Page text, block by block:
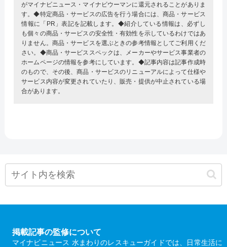
がマイナビニュース・マイナビウーマンに還元されることがありま
す。◆特定商品・サービスの広告を行う場合には、商品・サービス
情報に「PR」表記を記載します。◆紹介している情報は、必ずし
も個々の商品・サービスの安全性・有効性を示しているわけではあ
りません。商品・サービスを選ぶときの参考情報としてご利用くだ
さい。◆商品・サービススペックは、メーカーやサービス事業者の
ホームページの情報を参考にしています。◆記事内容は記事作成時
のもので、その後、商品・サービスのリニューアルによって仕様や
サービス内容が変更されていたり、販売・提供が中止されている場
合があります。
掲載記事の監修について
マイナビニュース 水まわりのレスキューガイドでは、日常生活に